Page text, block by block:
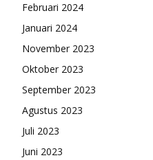
Februari 2024
Januari 2024
November 2023
Oktober 2023
September 2023
Agustus 2023
Juli 2023
Juni 2023